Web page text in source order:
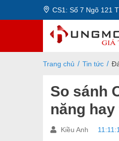
CS1: Số 7 Ngõ 121
Trang chủ Tin tức
So sánh
năng
Kiều Anh